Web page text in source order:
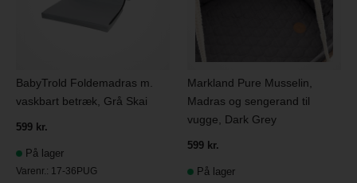
BabyTrold Foldemadras m.
vaskbart betræk, Grå Skai
599 kr.
På lager
Varenr.: 17-36PUG
Markland Pure Musselin,
Madras og sengerand til
vugge, Dark Grey
599 kr.
På lager